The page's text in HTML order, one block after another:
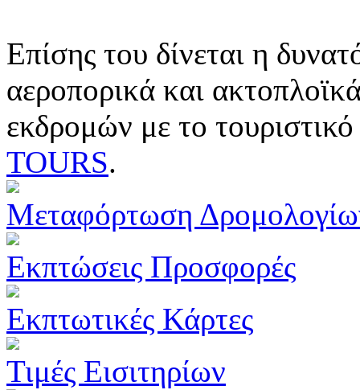
Επίσης του δίνεται η
αεροπορικά και
εκδρομών με το
TOURS.
Μεταφόρτωση
Εκπτώσεις Προσφορές
Εκπτωτικές Κάρτες
Τιμές Εισιτηρίων